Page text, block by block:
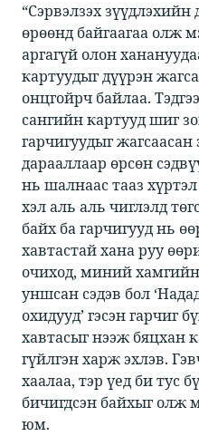
​​“Сэрвэлзэх
өрөөнд байгаагаа олж
аргагүй олон
картуудыг дүүрэн
онцгойрч байлаа.
сангийн картууд шиг
гарчигуудыг жагсаасан
дарааллаар өрсөн
нь шалнаас тааз
хэл аль аль чиглэлд
байх ба гарчигууд нь
хавтастай хана руу
очиход, миний
уншсан сэдэв бол
охидууд’ гэсэн гарчиг
хавтасыг нээж бяцхан
гүйлгэн харж эхлэв.
хаалаа, тэр үед би тус
бичигдсэн байхыг олж
юм.​